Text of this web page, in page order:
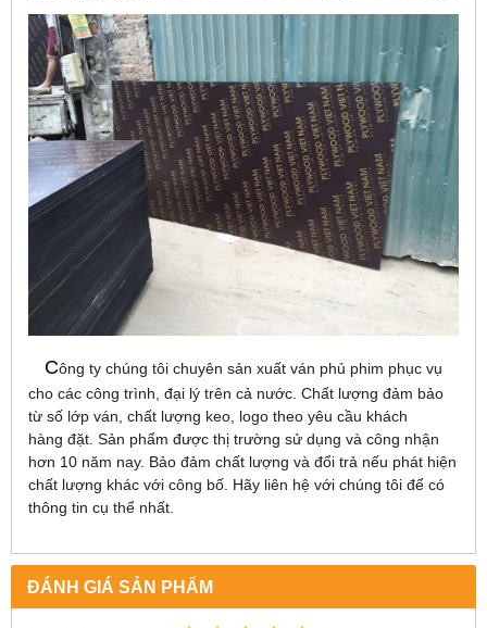
Công ty chúng tôi chuyên sản xuất ván phủ phim phục vụ
cho các công trình, đại lý trên cả nước. Chất lượng đảm bảo
từ số lớp ván, chất lượng keo, logo theo yêu cầu khách
hàng đặt. Sản phẩm được thị trường sử dụng và công nhận
hơn 10 năm nay. Bảo đảm chất lượng và đổi trả nếu phát hiện
chất lượng khác với công bố. Hãy liên hệ với chúng tôi để có
thông tin cụ thể nhất.
ĐÁNH GIÁ SẢN PHẨM